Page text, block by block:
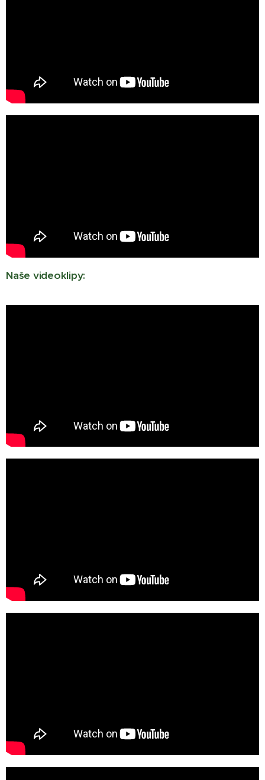
Naše videoklipy: